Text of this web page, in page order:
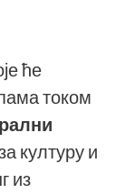
ће
током
културу и
из